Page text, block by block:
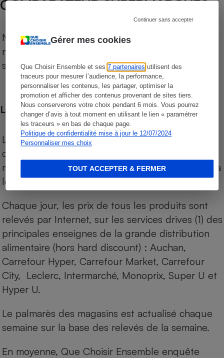
Gérer mes cookies
Que Choisir Ensemble et ses7 partenaires utilisent des
traceurs pour mesurer l’audience, la performance,
personnaliser les contenus, les partager, optimiser la
promotion et afficher des contenus provenant de sites tiers.
Nous conserverons votre choix pendant 6 mois. Vous pourrez
changer d’avis à tout moment en utilisant le lien « paramétrer
les traceurs » en bas de chaque page.
Politique de confidentialité mise à jour le 12/07/2024
Personnaliser mes choix
Continuer sans accepter
TOUT ACCEPTER & FERMER
COMPARATEUR SUPERMARCHÉS
Notre comparateur de supermarchés propose le
niveau de prix des supermarchés, géolocalisés
sur le territoire français.
Les comparaisons de prix
Les comparaisons sont réalisées sur l’ensemble
des produits des magasins. Les produits de
marques de distributeurs (MDD) sont comparés à
leurs équivalents chez leurs concurrents.
Chaque jour, les prix de tous les produits sont
relevés par Internet, sur les services drives (1) des
principales enseignes de la grande distribution
alimentaire (hors hard discount) : Auchan,
Carrefour Hyper, Carrefour Market, Carrefour
City, Leclerc, Intermarché, Monoprix, Super U et
Hyper U.
Le palmarès des magasins est actualisé chaque
semaine sur la base des relevés de la semaine.
En moyenne, Que Choisir Ensemble enquête